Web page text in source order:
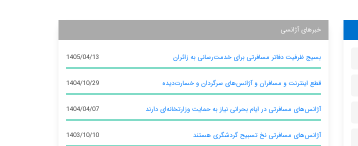
خبرهای آژانسی
بسیج ظرفیت دفاتر مسافرتی برای خدمت‌رسانی به زائران 1405/04/13
قطع اینترنت و مسافران و آژانس‌های سرگردان و خسارت‌دیده 1404/10/29
آژانس‌های مسافرتی در ایام بحرانی نیاز به حمایت وزارتخانه‌ای دارند 1404/04/07
آژانس‌های مسافرتی نخ تسبیح گردشگری هستند 1403/10/10